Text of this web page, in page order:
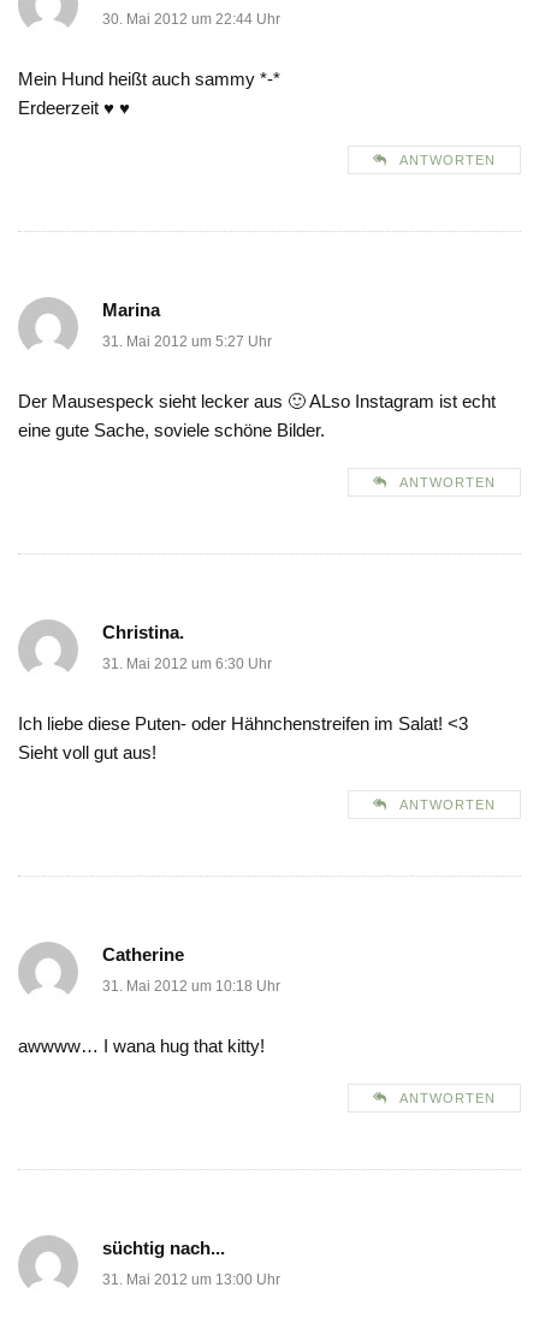
30. Mai 2012 um 22:44 Uhr
Mein Hund heißt auch sammy *-*
Erdeerzeit ♥ ♥
ANTWORTEN
Marina
31. Mai 2012 um 5:27 Uhr
Der Mausespeck sieht lecker aus 🙂 ALso Instagram ist echt
eine gute Sache, soviele schöne Bilder.
ANTWORTEN
Christina.
31. Mai 2012 um 6:30 Uhr
Ich liebe diese Puten- oder Hähnchenstreifen im Salat! <3
Sieht voll gut aus!
ANTWORTEN
Catherine
31. Mai 2012 um 10:18 Uhr
awwww… I wana hug that kitty!
ANTWORTEN
süchtig nach...
31. Mai 2012 um 13:00 Uhr